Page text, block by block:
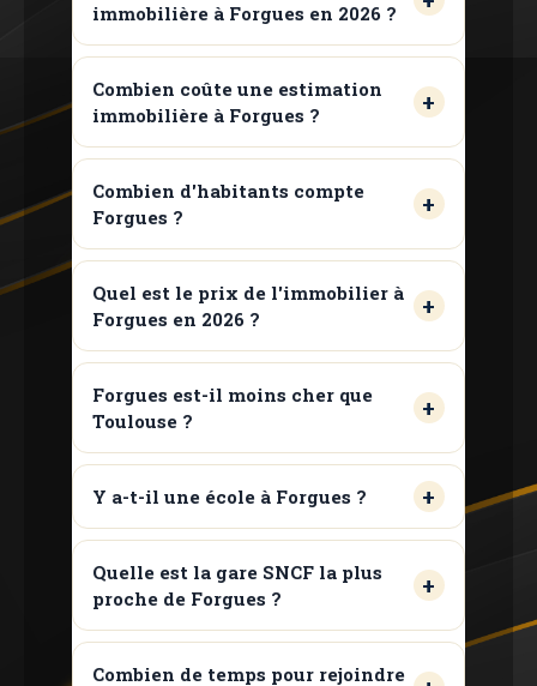
immobilière à Forgues en 2026 ?
Combien coûte une estimation
immobilière à Forgues ?
Combien d'habitants compte
Forgues ?
Quel est le prix de l'immobilier à
Forgues en 2026 ?
Forgues est-il moins cher que
Toulouse ?
Y a-t-il une école à Forgues ?
Quelle est la gare SNCF la plus
proche de Forgues ?
Combien de temps pour rejoindre